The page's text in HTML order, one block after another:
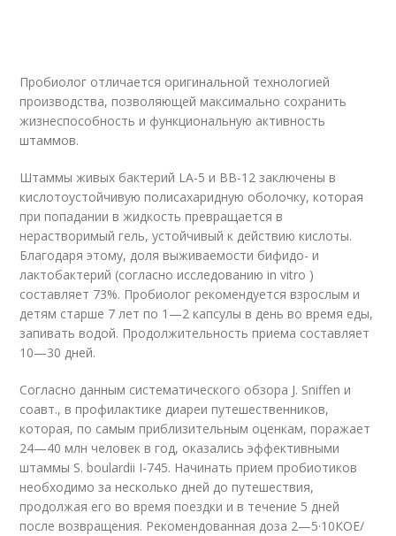
Пробиолог отличается оригинальной технологией
производства, позволяющей максимально сохранить
жизнеспособность и функциональную активность
штаммов.
Штаммы живых бактерий LA-5 и ВВ-12 заключены в
кислотоустойчивую полисахаридную оболочку, которая
при попадании в жидкость превращается в
нерастворимый гель, устойчивый к действию кислоты.
Благодаря этому, доля выживаемости бифидо- и
лактобактерий (согласно исследованию in vitro )
составляет 73%. Пробиолог рекомендуется взрослым и
детям старше 7 лет по 1—2 капсулы в день во время еды,
запивать водой. Продолжительность приема составляет
10—30 дней.
Согласно данным систематического обзора J. Sniffen и
соавт., в профилактике диареи путешественников,
которая, по самым приблизительным оценкам, поражает
24—40 млн человек в год, оказались эффективными
штаммы S. boulardii I-745. Начинать прием пробиотиков
необходимо за несколько дней до путешествия,
продолжая его во время поездки и в течение 5 дней
после возвращения. Рекомендованная доза 2—5·10КОЕ/